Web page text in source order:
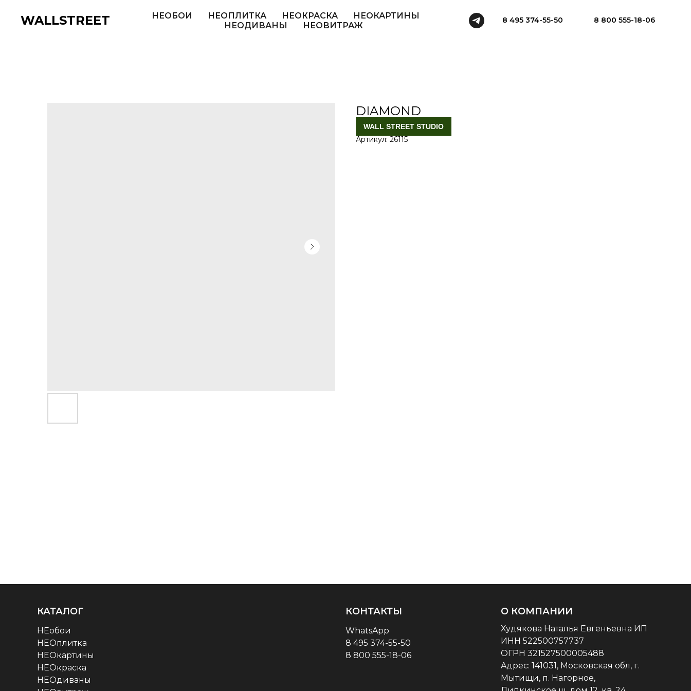
WALLSTREET НЕОБОИ НЕОПЛИТКА НЕОКРАСКА
НЕОКАРТИНЫ
НЕОДИВАНЫ
НЕОВИТРАЖ
8 495 374-55-50 8 800 555-18-06
DIAMOND
WALL STREET STUDIO
Артикул: 26115
КАТАЛОГ
НЕобои
НЕОплитка
НЕОкартины
НЕОкраска
НЕОдиваны
КОНТАКТЫ
WhatsApp
8 495 374-55-50
8 800 555-18-06
Худякова Наталья Евгеньевна ИП
ИНН 522500757737
ОГРН 321527500005488
Aдрес: 141031, Московская обл, г.
Мытищи, п. Нагорное,
О КОМПАНИИ